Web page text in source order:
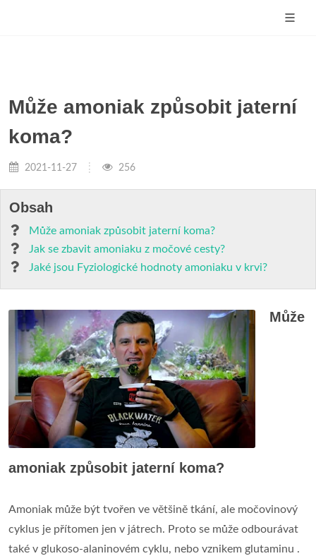
Může amoniak způsobit jaterní
koma?
2021-11-27 256
Obsah
Může amoniak způsobit jaterní koma?
Jak se zbavit amoniaku z močové cesty?
Jaké jsou Fyziologické hodnoty amoniaku v krvi?
Může
amoniak způsobit jaterní koma?
Amoniak může být tvořen ve většině tkání, ale močovinový
cyklus je přítomen jen v játrech. Proto se může odbourávat
také v glukoso-alaninovém cyklu, nebo vznikem glutaminu .